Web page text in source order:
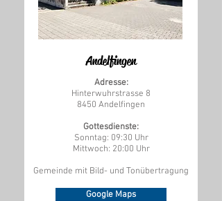
Andelfingen
Adresse:
Hinterwuhrstrasse 8
8450 Andelfingen
Gottesdienste:
Sonntag: 09:30 Uhr
Mittwoch: 20:00 Uhr
Gemeinde mit Bild- und Tonübertragung
Google Maps